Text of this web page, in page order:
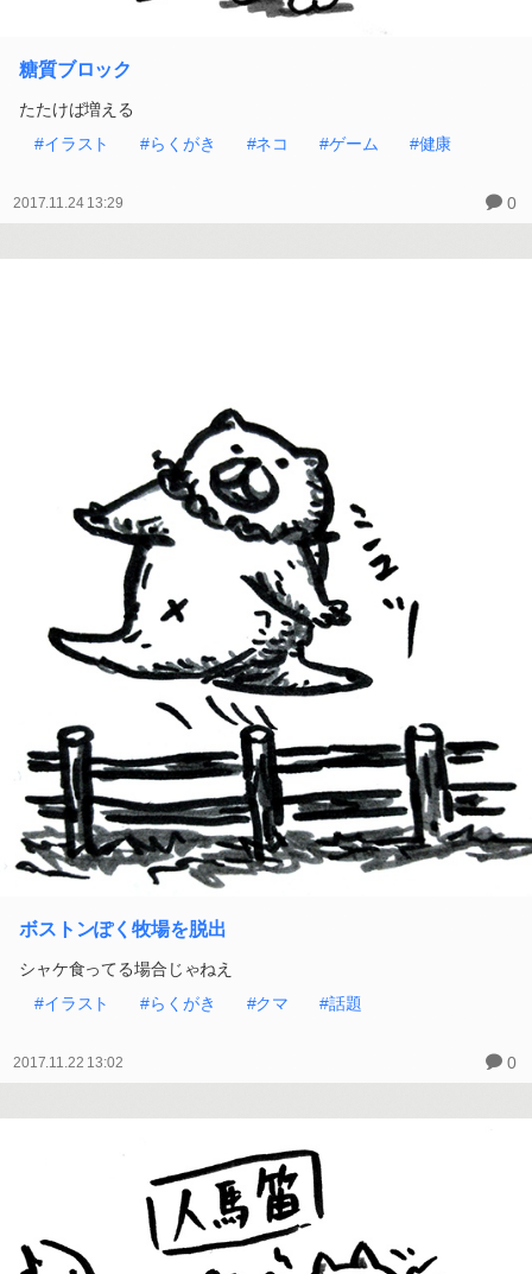
糖質ブロック
たたけば増える
#イラスト
#らくがき #ネコ #ゲーム #健康
2017.11.24 13:29 0
ボストンぽく牧場を脱出
シャケ食ってる場合じゃねえ
#イラスト
#らくがき #クマ #話題
2017.11.22 13:02 0